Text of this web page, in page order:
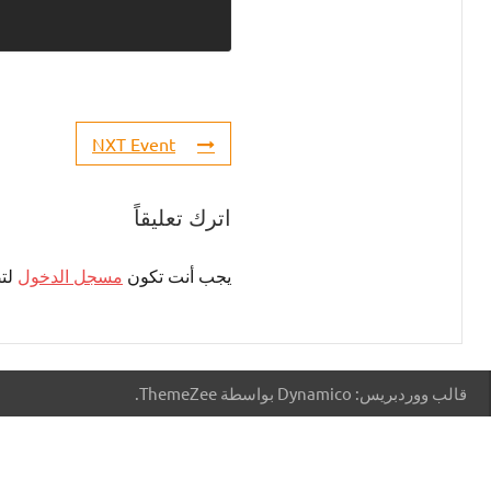
NXT Event
اترك تعليقاً
يجب أنت تكون مسجل الدخول
قالب ووردبريس: Dynamico بواسطة ThemeZee.